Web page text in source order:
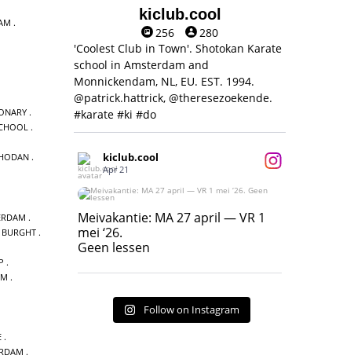
BURGHT
kiclub.cool
256
280
'Coolest Club in Town'. Shotokan Karate
school in Amsterdam and
Monnickendam, NL, EU. EST. 1994.
@patrick.hattrick, @theresezoekende.
#karate #ki #do
kiclub.cool
Apr 21
Meivakantie: MA 27 april — VR 1 mei ‘26.
Geen lessen
17
Meivakantie: MA 27 april — VR 1
mei ‘26.
Geen lessen
Follow on Instagram